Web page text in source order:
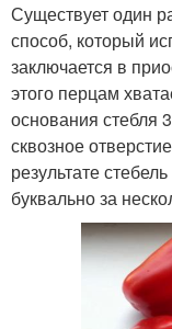
Существует один
способ, который
заключается в
этого перцам
основания стебля
сквозное
результате
буквально за